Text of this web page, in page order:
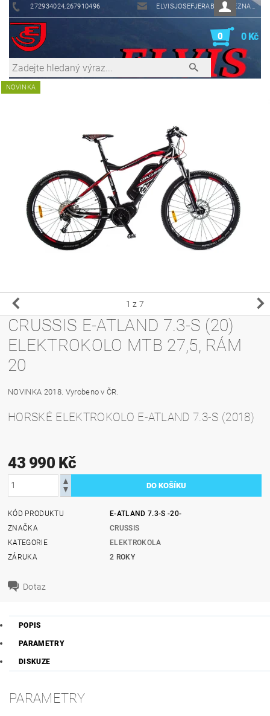
272934024,267910496 ELVISJOSEFJERABEK@SEZNAM.CZ
0 0 Kč
NOVINKA
1 z 7
CRUSSIS E-ATLAND 7.3-S (20)
ELEKTROKOLO MTB 27,5, RÁM
20
NOVINKA 2018. Vyrobeno v ČR.
HORSKÉ ELEKTROKOLO E-ATLAND 7.3-S (2018)
43 990 Kč
KÓD PRODUKTU
E-ATLAND 7.3-S -20-
ZNAČKA
CRUSSIS
KATEGORIE
ELEKTROKOLA
ZÁRUKA
2 ROKY
Dotaz
POPIS
PARAMETRY
DISKUZE
PARAMETRY